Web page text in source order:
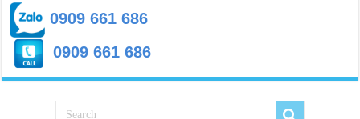
0909 661 686
0909 661 686